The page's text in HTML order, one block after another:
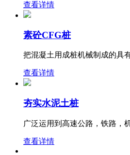
查看详情
素砼CFG桩
把混凝土用成桩机械制成的具
查看详情
夯实水泥土桩
广泛运用到高速公路，铁路，
查看详情